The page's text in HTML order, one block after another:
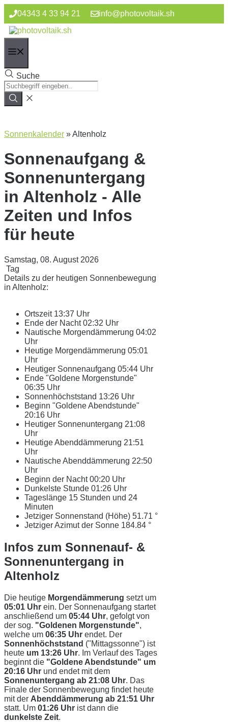
Zum
Inhalt
springen
04343 4 33 94 21 info@photovoltaik.sh
Suche
Sonnenkalender »Altenholz
Sonnenaufgang &
Sonnenuntergang
in Altenholz - Alle
Zeiten und Infos
für heute
Samstag, 08. August 2026
Tag
Details zu der heutigen Sonnenbewegung
in Altenholz:
Ortszeit 13:37 Uhr
Ende der Nacht02:32 Uhr
Nautische Morgendämmerung 04:02
Uhr
Heutige Morgendämmerung 05:01
Uhr
Heutiger Sonnenaufgang 05:44 Uhr
Ende "Goldene Morgenstunde"
06:35 Uhr
Sonnenhöchststand 13:26 Uhr
Beginn "Goldene Abendstunde"
20:16 Uhr
Heutiger Sonnenuntergang 21:08
Uhr
Heutige Abenddämmerung 21:51
Uhr
Nautische Abenddämmerung 22:50
Uhr
Beginn der Nacht00:20 Uhr
Dunkelste Stunde 01:26 Uhr
Tageslänge 15 Stunden und 24
Minuten
Jetziger Sonnenstand (Höhe) 51.71 °
Jetziger Azimut der Sonne 184.84 °
Infos zum Sonnenauf- &
Sonnenuntergang in
Altenholz
Die heutige Morgendämmerung setzt um
05:01 Uhr ein. Der Sonnenaufgang startet
anschließend um 05:44 Uhr, gefolgt von
der sog. "Goldenen Morgenstunde",
welche um 06:35 Uhr endet. Der
Sonnenhöchststand ("Mittagssonne") ist
heute um 13:26 Uhr. Im Verlauf des Tages
beginnt die "Goldene Abendstunde" um
20:16 Uhr und endet mit dem
Sonnenuntergang ab 21:08 Uhr. Das
Finale der Sonnenbewegung findet heute
mit der Abenddämmerung ab 21:51 Uhr
statt. Um 01:26 Uhr ist dann die
dunkelste Zeit.